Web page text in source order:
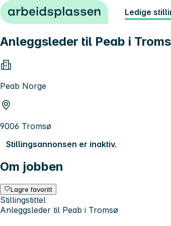
Hopp til innhold Ledige
Anleggsleder til Peab i
Peab Norge
9006 Tromsø
Stillingsannonsen er inaktiv.
Om jobben
Lagre favoritt
Stillingstittel
Anleggsleder til Peab i Tromsø